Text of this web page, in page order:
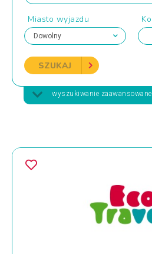
Miasto wyjazdu
SZUKAJ
wyszukiwanie zaawansowane